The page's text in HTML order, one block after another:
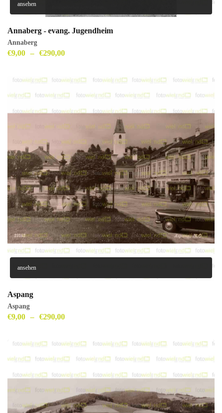
ansehen
Annaberg - evang. Jugendheim
Annaberg
€9,00 – €290,00
ansehen
Aspang
Aspang
€9,00 – €290,00